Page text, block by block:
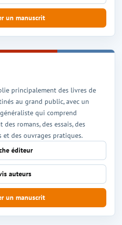
un manuscrit
principalement des livres de
au grand public, avec un
qui comprend
des romans, des essais, des
et des ouvrages pratiques.
éditeur
auteurs
un manuscrit